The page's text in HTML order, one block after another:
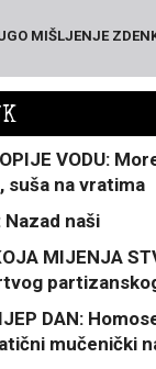
MIŠLJENJE
VODU:
suša na vratima
Nazad naši
MIJENJA
DAN:
mučenički